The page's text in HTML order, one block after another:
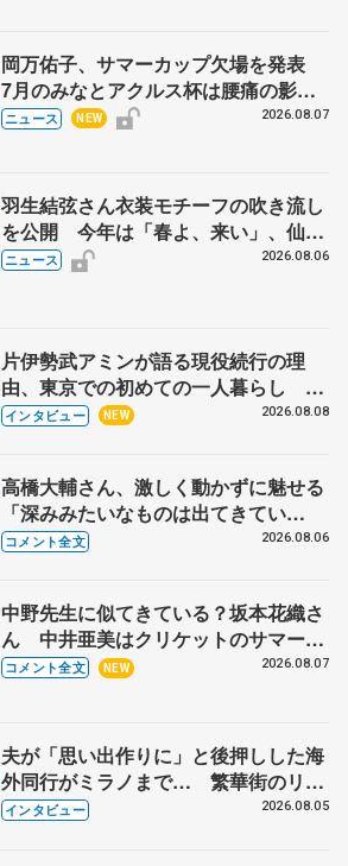
岡万佑子、サマーカップ欠場を発表
7月のみなとアクルス杯は腰痛の影響
で
ニュース NEW 2026.08.07
羽生結弦さん衣装モチーフの吹き流し
を公開 今年は「春よ、来い」、仙台
の瑞鳳殿
ニュース 2026.08.06
片伊勢武アミンが語る現役続行の理
由、東京での初めての一人暮らし 注
目スケーターの「今」に迫る
インタビュー NEW 2026.08.08
高橋大輔さん、激しく動かずに魅せる
「深みみたいなものは出てきてい
る？」 〝兄さん〟と慕うレジェンド
コメント全文 2026.08.06
中野先生に似てきている？坂本花織さ
ん 中井亜美はクリケットのサマーキ
ャンプに 島田麻央はたくさん試合に
コメント全文 NEW 2026.08.07
夫が「思い出作りに」と後押しした海
外同行がミラノまで… 繁華街のリン
クでは不良のお兄さんも味方に 小林
インタビュー 2026.08.05